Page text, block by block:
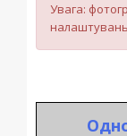
Увага: